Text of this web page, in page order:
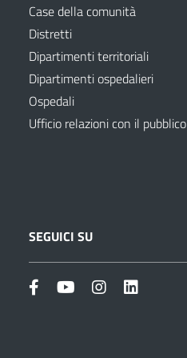
Case della comunità
Distretti
Dipartimenti territoriali
Dipartimenti ospedalieri
Ospedali
Ufficio relazioni con il pubblico
SEGUICI SU